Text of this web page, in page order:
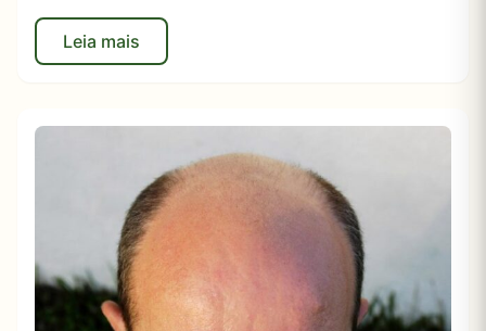
Leia mais